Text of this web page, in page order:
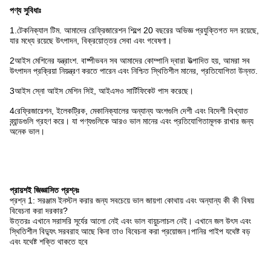
পণ্য সুবিধাঃ
1.টেকনিক্যাল টিম. আমাদের রেফ্রিজারেশন শিল্পে 20 বছরের অভিজ্ঞ প্রযুক্তিগত দল রয়েছে,
যার মধ্যে রয়েছে উৎপাদন, বিক্রয়োত্তর সেবা এবং গবেষণা।
2আইস মেশিনের যন্ত্রাংশ. বাষ্পীভবন সব আমাদের কোম্পানি দ্বারা উত্পাদিত হয়, আমরা সব
উৎপাদন প্রক্রিয়া নিয়ন্ত্রণ করতে পারেন এবং নিশ্চিত স্থিতিশীল মানের, প্রতিযোগিতা উন্নত.
3আইস স্নো আইস মেশিন সিই, আইএসও সার্টিফিকেট পাস করেছে।
4রেফ্রিজারেশন, ইলেকট্রিক, মেকানিক্যালের অন্যান্য অংশগুলি দেশী এবং বিদেশী বিখ্যাত
ব্র্যান্ডগুলি গ্রহণ করে। যা পণ্যগুলিকে আরও ভাল মানের এবং প্রতিযোগিতামূলক রাখার জন্য
অনেক ভাল।
প্রায়শই জিজ্ঞাসিত প্রশ্নঃ
প্রশ্ন 1: সরঞ্জাম ইনস্টল করার জন্য সবচেয়ে ভাল জায়গা কোথায় এবং অন্যান্য কী কী বিষয়
বিবেচনা করা দরকার?
উত্তরঃ এখানে সরাসরি সূর্যের আলো নেই এবং ভাল বায়ুচলাচল নেই। এখানে জল উৎস এবং
স্থিতিশীল বিদ্যুৎ সরবরাহ আছে কিনা তাও বিবেচনা করা প্রয়োজন।পানির পাইপ যথেষ্ট বড়
এবং যথেষ্ট শক্তি থাকতে হবে